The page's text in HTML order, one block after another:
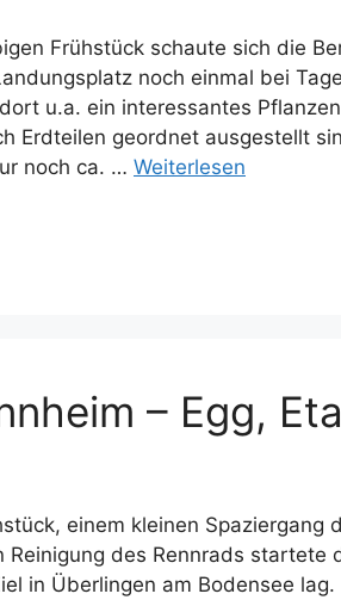
Frühstück schaute sich die
noch einmal bei
u.a. ein interessantes
Erdteilen geordnet ausgestellt
noch ca. … Weiterlesen
– Egg,
einem kleinen Spaziergang
des Rennrads startete
in Überlingen am Bodensee